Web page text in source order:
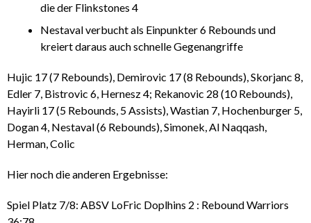
die der Flinkstones 4
Nestaval verbucht als Einpunkter 6 Rebounds und
kreiert daraus auch schnelle Gegenangriffe
Hujic 17 (7 Rebounds), Demirovic 17 (8 Rebounds), Skorjanc 8,
Edler 7, Bistrovic 6, Hernesz 4; Rekanovic 28 (10 Rebounds),
Hayirli 17 (5 Rebounds, 5 Assists), Wastian 7, Hochenburger 5,
Dogan 4, Nestaval (6 Rebounds), Simonek, Al Naqqash,
Herman, Colic
Hier noch die anderen Ergebnisse:
Spiel Platz 7/8: ABSV LoFric Doplhins 2 : Rebound Warriors